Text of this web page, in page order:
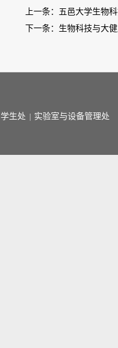
上一条： 五邑大学生物
下一条： 生物科技与大
学生处
实验室与设备管理处